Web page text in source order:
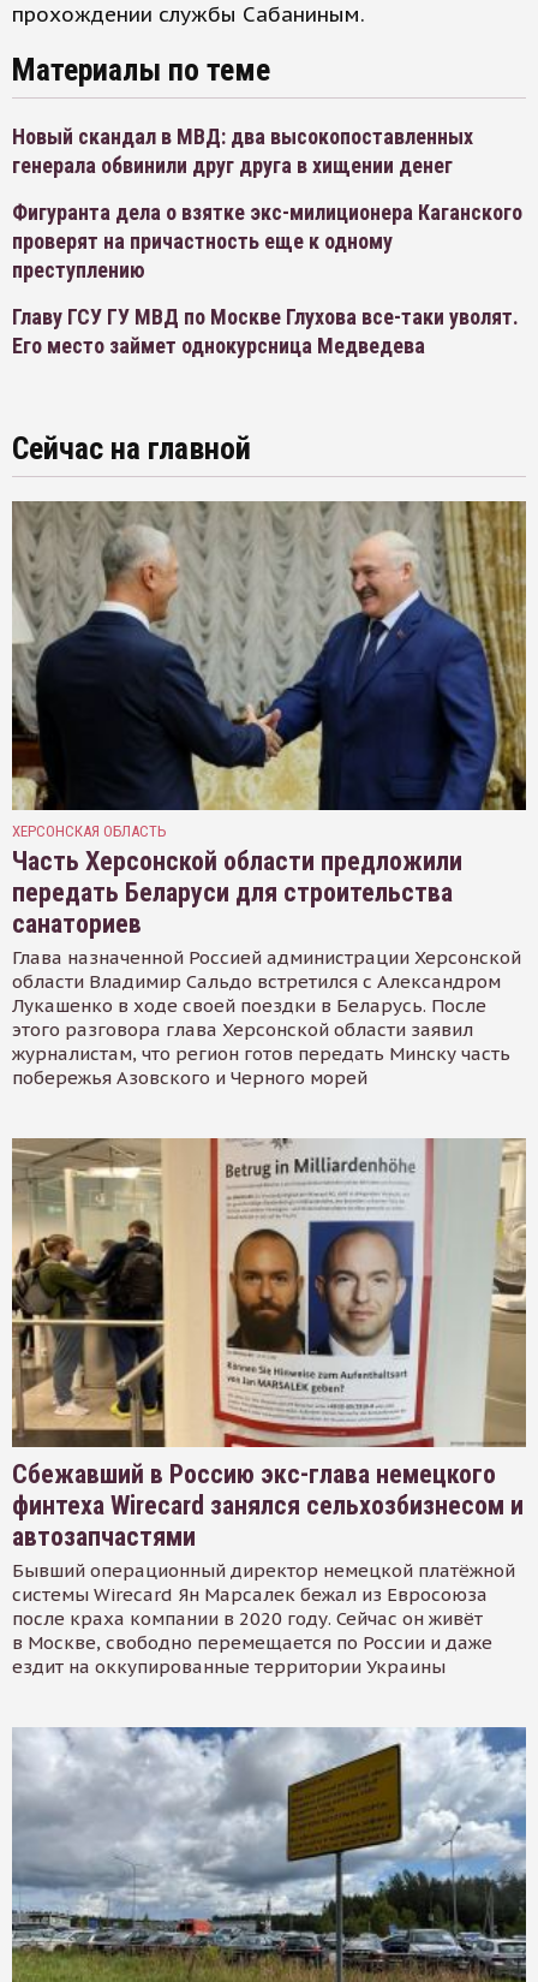
прохождении службы Сабаниным.
Материалы по теме
Новый скандал в МВД: два высокопоставленных
генерала обвинили друг друга в хищении денег
Фигуранта дела о взятке экс-милиционера Каганского
проверят на причастность еще к одному
преступлению
Главу ГСУ ГУ МВД по Москве Глухова все-таки уволят.
Его место займет однокурсница Медведева
Сейчас на главной
ХЕРСОНСКАЯ ОБЛАСТЬ
Часть Херсонской области предложили
передать Беларуси для строительства
санаториев
Глава назначенной Россией администрации Херсонской
области Владимир Сальдо встретился с Александром
Лукашенко в ходе своей поездки в Беларусь. После
этого разговора глава Херсонской области заявил
журналистам, что регион готов передать Минску часть
побережья Азовского и Черного морей
Сбежавший в Россию экс-глава немецкого
финтеха Wirecard занялся сельхозбизнесом и
автозапчастями
Бывший операционный директор немецкой платёжной
системы Wirecard Ян Марсалек бежал из Евросоюза
после краха компании в 2020 году. Сейчас он живёт
в Москве, свободно перемещается по России и даже
ездит на оккупированные территории Украины